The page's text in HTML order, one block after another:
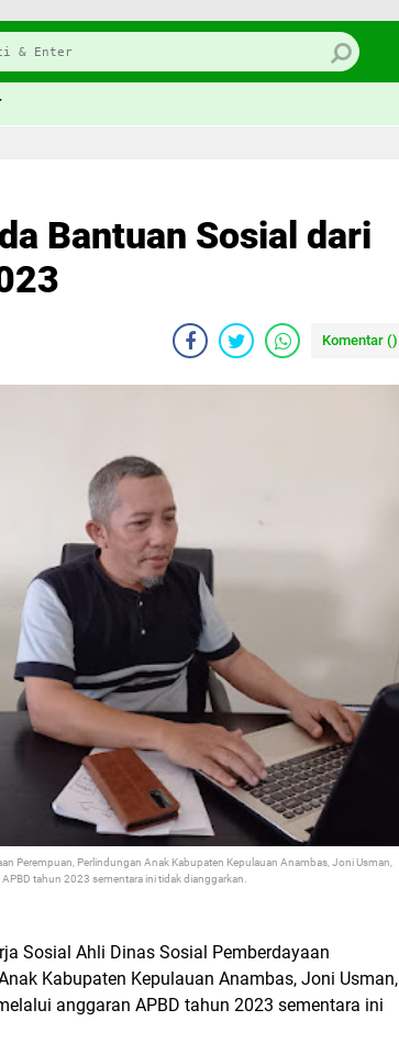
Bantuan Sosial dari
Komentar ()
Perempuan, Perlindungan Anak Kabupaten Kepulauan Anambas, Joni Usman,
tahun 2023 sementara ini tidak dianggarkan.
Sosial Ahli Dinas Sosial Pemberdayaan
Kabupaten Kepulauan Anambas, Joni Usman,
anggaran APBD tahun 2023 sementara ini